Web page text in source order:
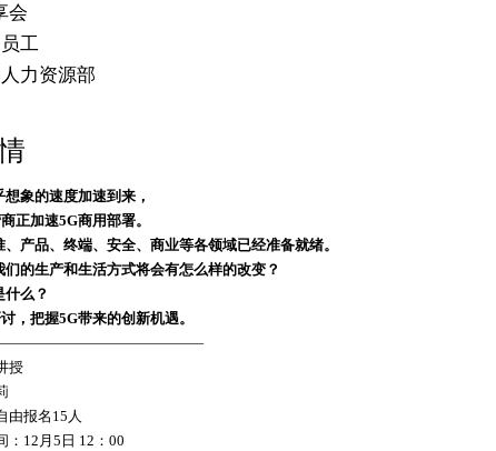
会
工
力资源部
象的速度加速到来，
正加速5G商用部署。
产品、终端、安全、商业等各领域已经准备就绪。
们的生产和生活方式将会有怎么样的改变？
什么？
，把握5G带来的创新机遇。
授
由报名15人
：12月5日 12：00